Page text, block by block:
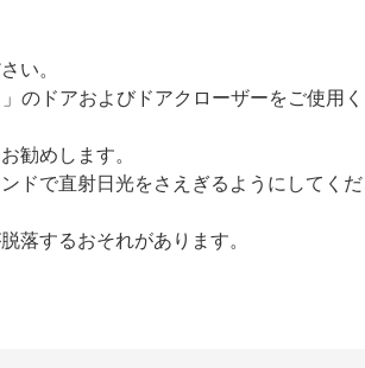
い。
のドアおよびドアクローザーをご使用く
勧めします。
で直射日光をさえぎるようにしてくだ
するおそれがあります。